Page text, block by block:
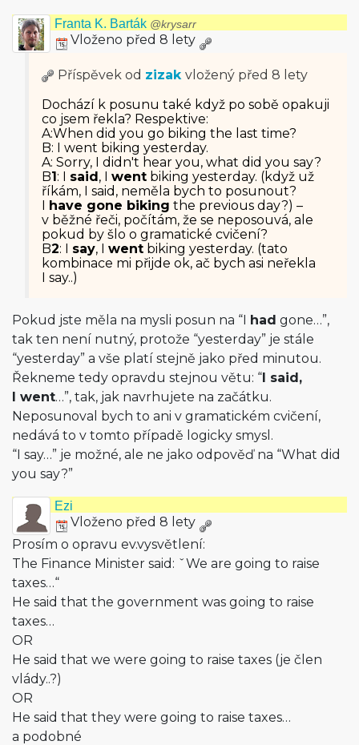
Franta K. Barták @krysarr
Vloženo před 8 lety
Příspěvek od zizak vložený před 8 lety
Dochází k posunu také když po sobě opakuji
co jsem řekla? Respektive:
A:When did you go biking the last time?
B: I went biking yesterday.
A: Sorry, I didn't hear you, what did you say?
B1: I said, I went biking yesterday. (když už
říkám, I said, neměla bych to posunout?
I have gone biking the previous day?) –
v běžné řeči, počítám, že se neposouvá, ale
pokud by šlo o gramatické cvičení?
B2: I say, I went biking yesterday. (tato
kombinace mi přijde ok, ač bych asi neřekla
I say..)
Pokud jste měla na mysli posun na “I had gone…”,
tak ten není nutný, protože “yesterday” je stále
“yesterday” a vše platí stejně jako před minutou.
Řekneme tedy opravdu stejnou větu: “I said,
I went…”, tak, jak navrhujete na začátku.
Neposunoval bych to ani v gramatickém cvičení,
nedává to v tomto případě logicky smysl.
“I say…” je možné, ale ne jako odpověď na “What did
you say?”
Ezi
Vloženo před 8 lety
Prosím o opravu ev.vysvětlení:
The Finance Minister said: ˇWe are going to raise
taxes…“
He said that the government was going to raise
taxes…
OR
He said that we were going to raise taxes (je člen
vlády..?)
OR
He said that they were going to raise taxes…
a podobné